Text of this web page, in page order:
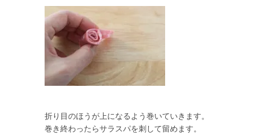
折り目のほうが上になるよう巻いていきます。
巻き終わったらサラスパを刺して留めます。